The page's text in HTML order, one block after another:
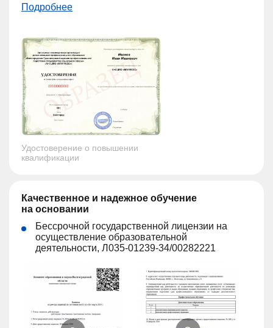
Подробнее
Удостоверение о повышении
квалификации
Качественное и надежное обучение
на основании
Бессрочной государственной лицензии на
осуществление образовательной
деятельности, Л035-01239-34/00282221